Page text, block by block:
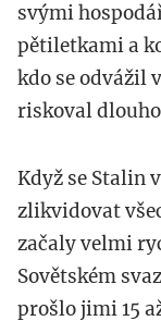
svými
pětiletkami a
kdo se odvážil
riskoval
Když se Stalin
zlikvidovat
začaly velmi
Sovětském
prošlo jimi 15